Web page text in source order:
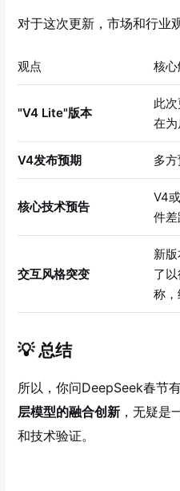
对于这次更新，市场和行业
观点 核
"V4 Lite"版本
此
在
V4发布预期 多
核心技术预告
V4
件
交互风格突变
新
了
称
💡 总结
所以，你问DeepSeek春节
层模型的融合创新 ，无疑
和技术验证。